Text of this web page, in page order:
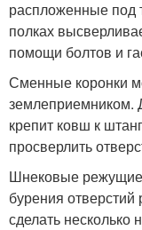
распложенные под
полках
помощи болтов и
Сменные коронки
землеприемником.
крепит ковш к
просверлить
Шнековые режущие
бурения
сделать несколько